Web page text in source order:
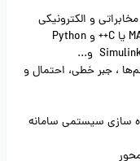
و الکترونیکی
، جبر خطی، احتمال و
سازی سیستمی سامانه